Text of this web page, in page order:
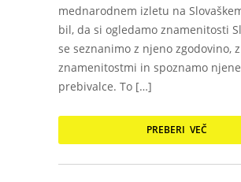
mednarodnem izletu na
bil, da si ogledamo znamenitosti
se seznanimo z njeno zgodovino,
znamenitostmi in spoznamo njene
prebivalce. To […]
PREBERI VEČ